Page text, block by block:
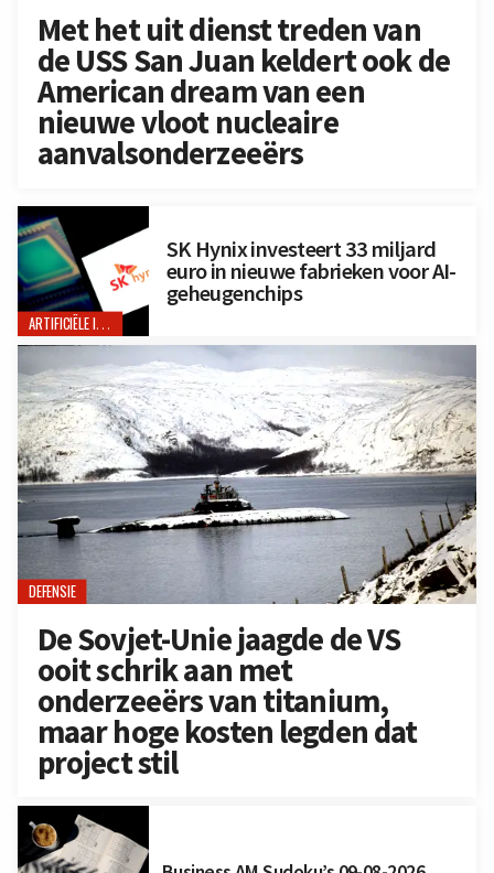
Met het uit dienst treden van
de USS San Juan keldert ook de
American dream van een
nieuwe vloot nucleaire
aanvalsonderzeeërs
ARTIFICIËLE INTELLIGENTIE
SK Hynix investeert 33 miljard
euro in nieuwe fabrieken voor AI-
geheugenchips
DEFENSIE
De Sovjet-Unie jaagde de VS
ooit schrik aan met
onderzeeërs van titanium,
maar hoge kosten legden dat
project stil